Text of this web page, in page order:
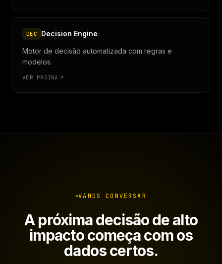
DEC Decision Engine
Motor de decisão automatizada com regras e
modelos.
VER PÁGINA
VAMOS CONVERSAR
A próxima decisão de alto
impacto começa com os
dados certos.